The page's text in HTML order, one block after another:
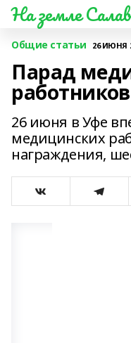
На земле
Общие статьи 26 ИЮНЯ
Парад
работников
26 июня в Уфе
медицинских
награждения,